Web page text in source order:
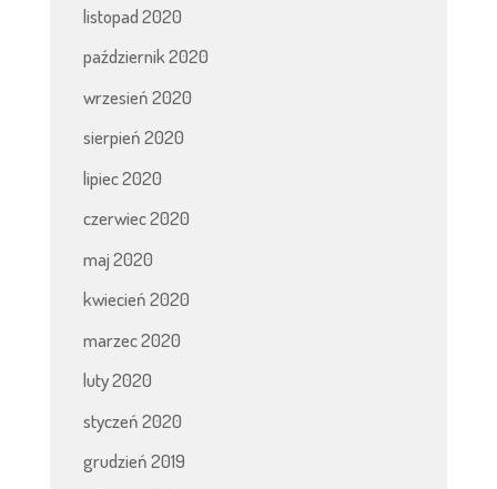
listopad 2020
październik 2020
wrzesień 2020
sierpień 2020
lipiec 2020
czerwiec 2020
maj 2020
kwiecień 2020
marzec 2020
luty 2020
styczeń 2020
grudzień 2019